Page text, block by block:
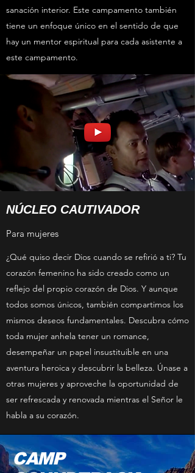
sanación interior. Este campamento también
tiene un enfoque único en el sentido de que
hay un mentor espiritual para cada asistente a
este campamento.
NÚCLEO CAUTIVADOR
Para mujeres
¿Qué quiso decir Dios cuando se refirió a ti? Tu
corazón femenino ha sido creado como un
reflejo del propio corazón de Dios. Y aunque
todos somos únicos, también compartimos los
mismos deseos fundamentales. Descubra cómo
toda mujer anhela tener un romance,
desempeñar un papel insustituible en una
aventura heroica y descubrir la belleza. Únase a
otras mujeres y aproveche la oportunidad de
ser refrescada y renovada mientras el Señor le
habla a su corazón.
CAMP